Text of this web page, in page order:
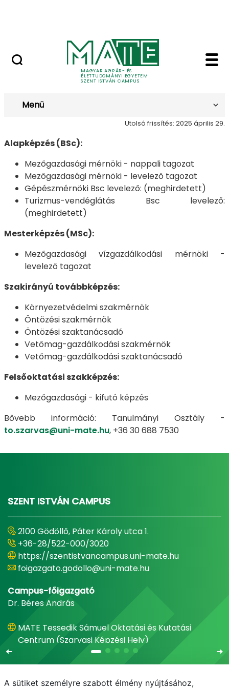
MAGYAR AGRÁR- ÉS
ÉLETTUDOMÁNYI EGYETEM
SZENT ISTVÁN CAMPUS
Képzéseink - Szent
Képzéseink
Menü
Utolsó frissítés: 2025 április 29.
Alapképzés (BSc):
Mezőgazdasági mérnöki - nappali tagozat
Mezőgazdasági mérnöki - levelező tagozat
Gépészmérnöki Bsc levelező: (meghirdetett)
Turizmus-vendéglátás Bsc levelező:
(meghirdetett)
Mesterképzés (MSc):
Mezőgazdasági vízgazdálkodási mérnöki -
levelező tagozat
Szakirányú továbbképzés:
Környezetvédelmi szakmérnök
Öntözési szakmérnök
Öntözési szaktanácsadó
Vetőmag-gazdálkodási szakmérnök
Vetőmag-gazdálkodási szaktanácsadó
Felsőoktatási szakképzés:
Mezőgazdasági - kifutó képzés
Bővebb információ: Tanulmányi Osztály -
to.szarvas@uni-mate.hu, +36 30 688 7530
SZENT ISTVÁN CAMPUS
2100 Gödöllő, Páter Károly utca 1.
+36-28/522-000/3020
https://szentistvancampus.uni-mate.hu
foigazgato.godollo@uni-mate.hu
Campus-főigazgató
Dr. Béres András
MATE Tessedik Sámuel Oktatási és Kutatási
Centrum (Szarvasi Képzési Hely)
A sütiket személyre szabott élmény nyújtásához,